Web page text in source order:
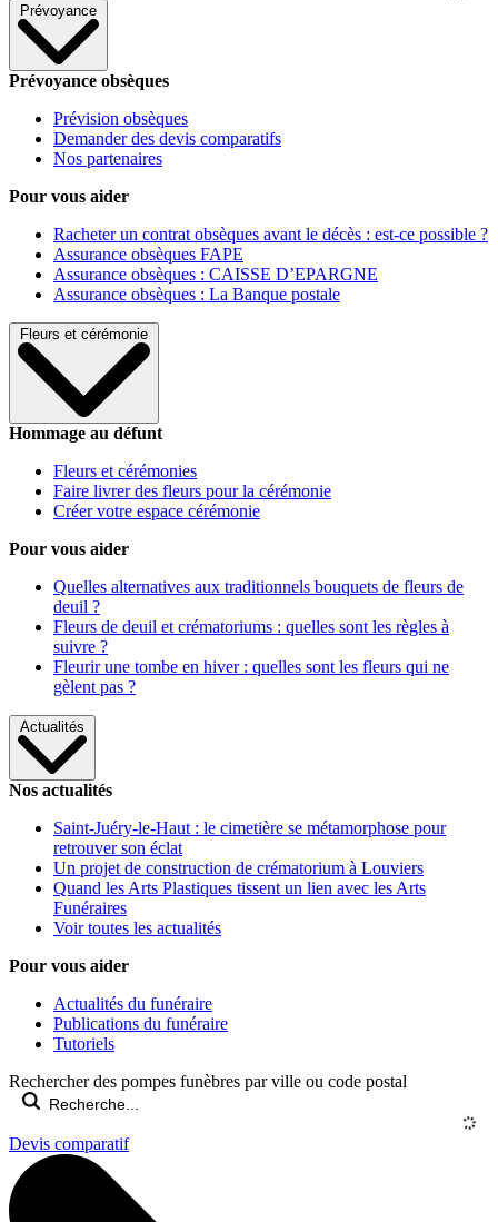
Prévoyance
Prévoyance obsèques
Prévision obsèques
Demander des devis comparatifs
Nos partenaires
Pour vous aider
Racheter un contrat obsèques avant le décès : est-ce possible ?
Assurance obsèques FAPE
Assurance obsèques : CAISSE D’EPARGNE
Assurance obsèques : La Banque postale
Fleurs et cérémonie
Hommage au défunt
Fleurs et cérémonies
Faire livrer des fleurs pour la cérémonie
Créer votre espace cérémonie
Pour vous aider
Quelles alternatives aux traditionnels bouquets de fleurs de
deuil ?
Fleurs de deuil et crématoriums : quelles sont les règles à
suivre ?
Fleurir une tombe en hiver : quelles sont les fleurs qui ne
gèlent pas ?
Actualités
Nos actualités
Saint-Juéry-le-Haut : le cimetière se métamorphose pour
retrouver son éclat
Un projet de construction de crématorium à Louviers
Quand les Arts Plastiques tissent un lien avec les Arts
Funéraires
Voir toutes les actualités
Pour vous aider
Actualités du funéraire
Publications du funéraire
Tutoriels
Rechercher des pompes funèbres par ville ou code postal
Devis comparatif